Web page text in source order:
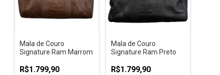
Mala de Couro
Signature Ram Marrom
R$1.799,90
Mala de Couro
Signature Ram Preto
R$1.799,90